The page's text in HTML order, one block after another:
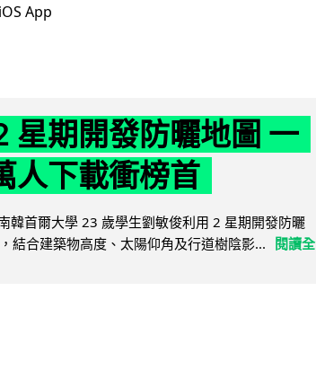
iOS App
星期開發防曬地圖 一
人下載衝榜首
韓首爾大學 23 歲學生劉敏俊利用 2 星期開發防曬
結合建築物高度、太陽仰角及行道樹陰影... 閱讀全